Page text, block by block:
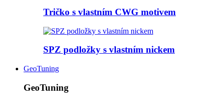
Tričko s vlastním CWG motivem
SPZ podložky s vlastním nickem
GeoTuning
GeoTuning